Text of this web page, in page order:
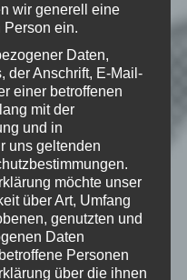
Beitrag?
lasse
da!
wird nicht
Felder
wir generell eine
Person ein.
Daten,
der Anschrift, E-Mail-
einer betroffenen
mit der
und in
uns geltenden
möchte unser
über Art, Umfang
genutzten und
Daten
Personen
über die ihnen